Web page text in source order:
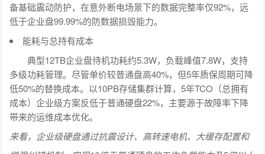
备基础震动防护，在意外断电场景下的数据完整率仅92%，远
低于企业盘99.99%的防数据损毁能力。
能耗与总持有成本
典型12TB企业盘待机功耗约5.3W，负载峰值7.8W，支持
多级功耗管理。尽管单价较普通盘高40%，但5年质保周期可降
低50%的替换成本。以10PB存储集群计算，5年TCO（总拥有
成本）企业级方案反低于普通硬盘22%，主要源于故障率下降
带来的运维成本优化。
来看，企业级硬盘通过抗震设计、高转速电机、大缓存配置和